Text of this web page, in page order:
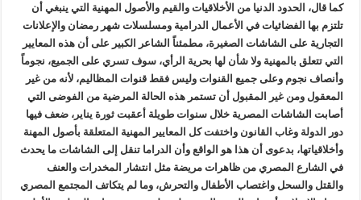
كما قال، الحدود الدنيا من الأخلاقيات والقيم والأصول المهنية التي ينبغي أن
تلتزم بها الفضائيات في الأعمال الدرامية ومسلسلات شهر رمضان والإعلانات
التجارية على الشاشات الصغيرة، مطمئناً الشاعر الكبير على أن هذه المعايير
التي تتعلق بالمهنية ولا شأن لها بحرية الرأي، سوف تسري على الجميع، نجوماً
وأنصاف نجوم وعلى جميع القنوات وليس فقط قنوات المظاليم، لأنه من غير
المعقول ومن غير المقبول أن تستمر هذه الحالة المرضية من الفوضى التي
أصابت الشاشات المصرية خلال سنوات طويلة أعقبت ثورة يناير، ضعف فيها
دور الدولة وغاب القانون واختفت كل المعايير المهنية المتعلقة بأصول المهنة
وأخلاقياتها، بدعوى أن هذا هو الواقع وأن الدراما تنقل إلى الشاشات ما يحدث
في الشارع المصري من ظاهرات مريضة مثل انتشار المخدرات والعنف
والقتل والسحل واغتصاب الأطفال والتحرش، وما لم يتكاتف المجتمع المصري